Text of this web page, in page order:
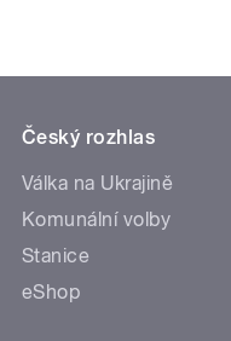
Český rozhlas
Válka na Ukrajině
Komunální volby
Stanice
eShop